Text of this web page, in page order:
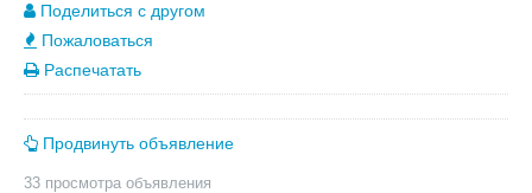
Поделиться с другом
Пожаловаться
Распечатать
Продвинуть объявление
33 просмотра объявления